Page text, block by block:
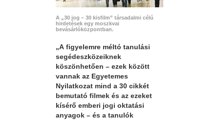
A „30 jog – 30 kisfilm” társadalmi célú
hirdetések egy moszkvai
bevásárlóközpontban.
„A figyelemre méltó tanulási
segédeszközeiknek
köszönhetően – ezek között
vannak az Egyetemes
Nyilatkozat mind a 30 cikkét
bemutató filmek és az ezeket
kísérő emberi jogi oktatási
anyagok – és a tanulók